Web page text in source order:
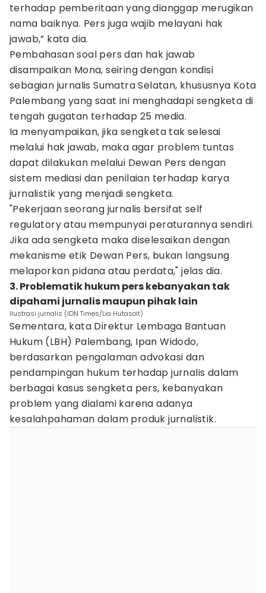
terhadap pemberitaan yang dianggap merugikan
nama baiknya. Pers juga wajib melayani hak
jawab,” kata dia.
Pembahasan soal pers dan hak jawab
disampaikan Mona, seiring dengan kondisi
sebagian jurnalis Sumatra Selatan, khususnya Kota
Palembang yang saat ini menghadapi sengketa di
tengah gugatan terhadap 25 media.
Ia menyampaikan, jika sengketa tak selesai
melalui hak jawab, maka agar problem tuntas
dapat dilakukan melalui Dewan Pers dengan
sistem mediasi dan penilaian terhadap karya
jurnalistik yang menjadi sengketa.
"Pekerjaan seorang jurnalis bersifat self
regulatory atau mempunyai peraturannya sendiri.
Jika ada sengketa maka diselesaikan dengan
mekanisme etik Dewan Pers, bukan langsung
melaporkan pidana atau perdata," jelas dia.
3. Problematik hukum pers kebanyakan tak
dipahami jurnalis maupun pihak lain
Ilustrasi jurnalis (IDN Times/Lia Hutasoit)
Sementara, kata Direktur Lembaga Bantuan
Hukum (LBH) Palembang, Ipan Widodo,
berdasarkan pengalaman advokasi dan
pendampingan hukum terhadap jurnalis dalam
berbagai kasus sengketa pers, kebanyakan
problem yang dialami karena adanya
kesalahpahaman dalam produk jurnalistik.